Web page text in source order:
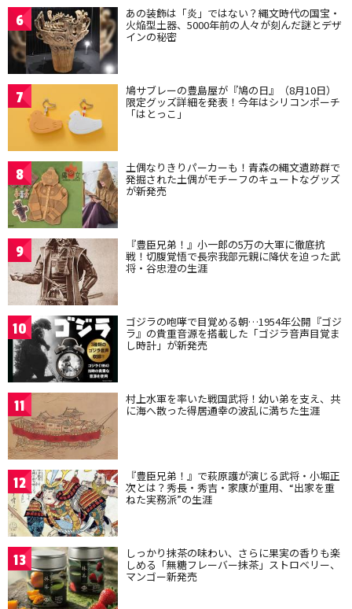
6 あの装飾は「炎」ではない？縄文時代の国宝・
火焔型土器、5000年前の人々が刻んだ謎とデザ
インの秘密
7 鳩サブレーの豊島屋が『鳩の日』（8月10日）
限定グッズ詳細を発表！今年はシリコンポーチ
「はとっこ」
8 土偶なりきりパーカーも！青森の縄文遺跡群で
発掘された土偶がモチーフのキュートなグッズ
が新発売
9 『豊臣兄弟！』小一郎の5万の大軍に徹底抗
戦！切腹覚悟で長宗我部元親に降伏を迫った武
将・谷忠澄の生涯
10 ゴジラの咆哮で目覚める朝…1954年公開『ゴジ
ラ』の貴重音源を搭載した「ゴジラ音声目覚ま
し時計」が新発売
11 村上水軍を率いた戦国武将！幼い弟を支え、共
に海へ散った得居通幸の波乱に満ちた生涯
12 『豊臣兄弟！』で萩原護が演じる武将・小堀正
次とは？秀長・秀吉・家康が重用、“出家を重
ねた実務派”の生涯
13 しっかり抹茶の味わい、さらに果実の香りも楽
しめる「無糖フレーバー抹茶」ストロベリー、
マンゴー新発売